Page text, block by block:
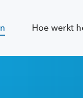
Hoe werkt